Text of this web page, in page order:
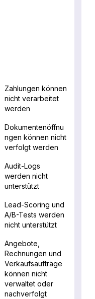
Zahlungen können
nicht verarbeitet
werden
Dokumentenöffnu
ngen können nicht
verfolgt werden
Audit-Logs
werden nicht
unterstützt
Lead-Scoring und
A/B-Tests werden
nicht unterstützt
Angebote,
Rechnungen und
Verkaufsaufträge
können nicht
verwaltet oder
nachverfolgt